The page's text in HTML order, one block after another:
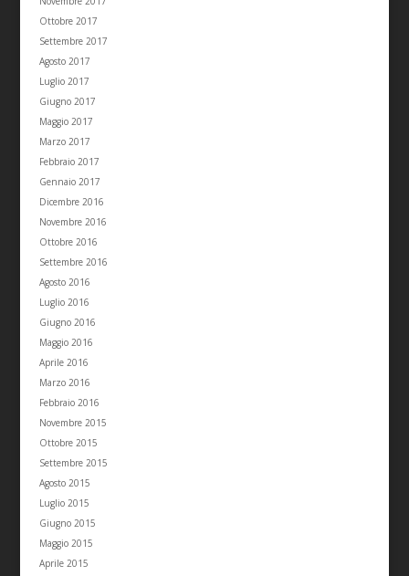
Ottobre 2017
Settembre 2017
Agosto 2017
Luglio 2017
Giugno 2017
Maggio 2017
Marzo 2017
Febbraio 2017
Gennaio 2017
Dicembre 2016
Novembre 2016
Ottobre 2016
Settembre 2016
Agosto 2016
Luglio 2016
Giugno 2016
Maggio 2016
Aprile 2016
Marzo 2016
Febbraio 2016
Novembre 2015
Ottobre 2015
Settembre 2015
Agosto 2015
Luglio 2015
Giugno 2015
Maggio 2015
Aprile 2015